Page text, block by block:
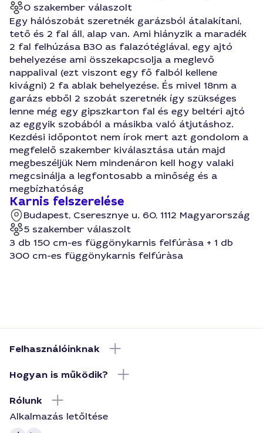
0 szakember válaszolt
Egy hálószobát szeretnék garázsból átalakítani,
tető és 2 fal áll, alap van. Ami hiányzik a maradék
2 fal felhúzása B30 as falazótéglával, egy ajtó
behelyezése ami összekapcsolja a meglevő
nappalival (ezt viszont egy fő falból kellene
kivágni) 2 fa ablak behelyezése. És mivel 18nm a
garázs ebből 2 szobát szeretnék így szükséges
lenne még egy gipszkarton fal és egy beltéri ajtó
az eggyik szobából a másikba való átjutáshoz.
Kezdési időpontot nem írok mert azt gondolom a
megfelelő szakember kiválasztása után majd
megbeszéljük Nem mindenáron kell hogy valaki
megcsinálja a legfontosabb a minőség és a
megbízhatóság
Karnis felszerelése
Budapest, Cseresznye u. 60, 1112 Magyarország
5 szakember válaszolt
3 db 150 cm-es függönykarnis felfúràsa + 1 db
300 cm-es függönykarnis felfúràsa
Felhasználóinknak
Hogyan is működik?
Rólunk
Alkalmazás letőltése